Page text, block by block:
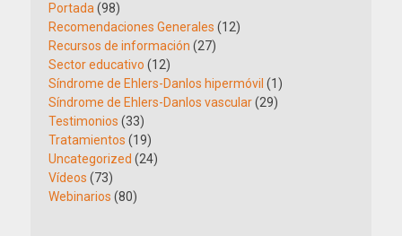
Portada (98)
Recomendaciones Generales (12)
Recursos de información (27)
Sector educativo (12)
Síndrome de Ehlers-Danlos hipermóvil (1)
Síndrome de Ehlers-Danlos vascular(29)
Testimonios (33)
Tratamientos (19)
Uncategorized (24)
Vídeos (73)
Webinarios (80)